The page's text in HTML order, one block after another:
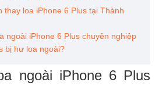
thay loa iPhone 6 Plus tại Thành
ngoài iPhone 6 Plus chuyên nghiệp
bị hư loa ngoài?
ngoài iPhone 6 Plus